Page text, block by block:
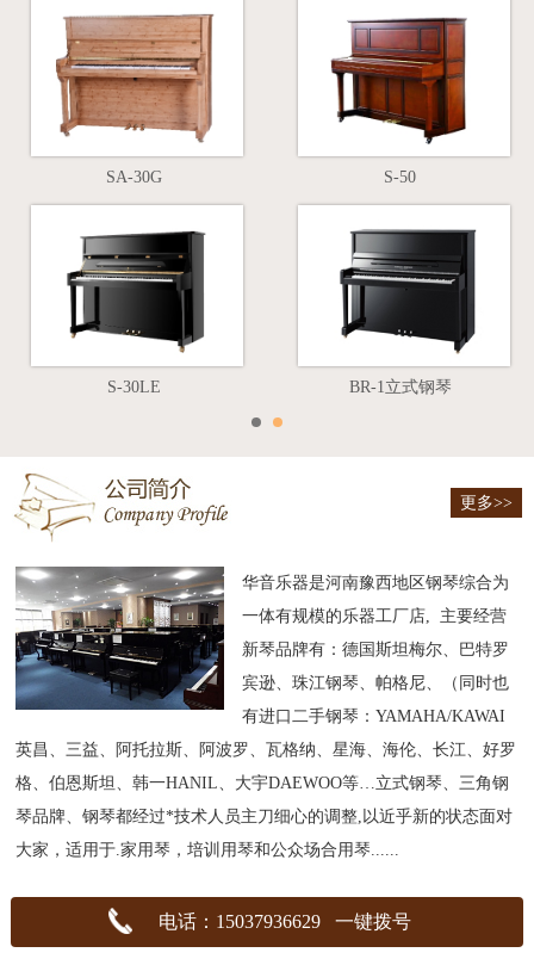
SA-30G S-50
S-30LE BR-1立式钢琴
更多>>
华音乐器是河南豫西地区钢琴综合为
一体有规模的乐器工厂店, 主要经营
新琴品牌有：德国斯坦梅尔、巴特罗
宾逊、珠江钢琴、帕格尼、（同时也
有进口二手钢琴：YAMAHA/KAWAI
英昌、三益、阿托拉斯、阿波罗、瓦格纳、星海、海伦、长江、好罗
格、伯恩斯坦、韩一HANIL、大宇DAEWOO等…立式钢琴、三角钢
琴品牌、钢琴都经过*技术人员主刀细心的调整,以近乎新的状态面对
大家，适用于.家用琴，培训用琴和公众场合用琴......
电话：15037936629 一键拨号